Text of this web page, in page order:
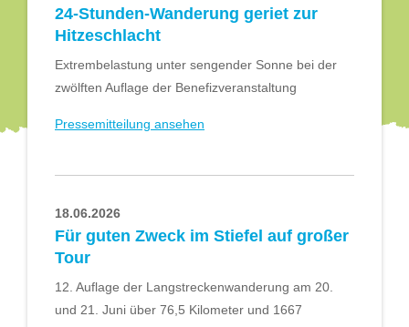
24-Stunden-Wanderung geriet zur
Hitzeschlacht
Extrembelastung unter sengender Sonne bei der
zwölften Auflage der Benefizveranstaltung
Pressemitteilung ansehen
18.06.2026
Für guten Zweck im Stiefel auf großer
Tour
12. Auflage der Langstreckenwanderung am 20.
und 21. Juni über 76,5 Kilometer und 1667